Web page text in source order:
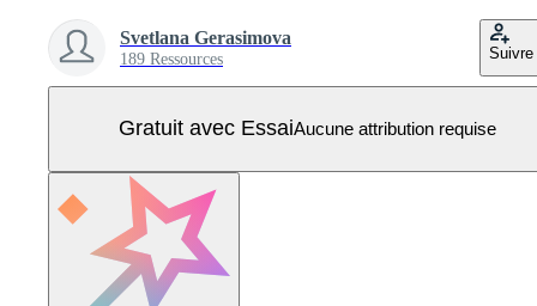
Svetlana Gerasimova
189 Ressources Suivre
Gratuit avec EssaiAucune attribution requise